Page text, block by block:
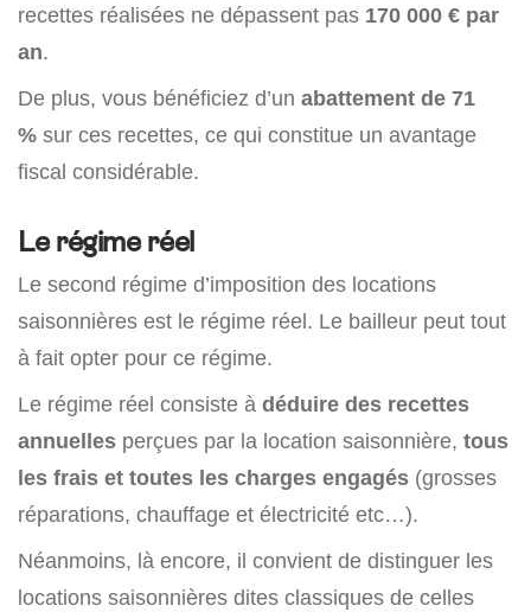
recettes réalisées ne dépassent pas 170 000 € par
an.
De plus, vous bénéficiez d’un abattement de 71
% sur ces recettes, ce qui constitue un avantage
fiscal considérable.
Le régime réel
Le second régime d’imposition des locations
saisonnières est le régime réel. Le bailleur peut tout
à fait opter pour ce régime.
Le régime réel consiste à déduire des recettes
annuelles perçues par la location saisonnière, tous
les frais et toutes les charges engagés (grosses
réparations, chauffage et électricité etc…).
Néanmoins, là encore, il convient de distinguer les
locations saisonnières dites classiques de celles